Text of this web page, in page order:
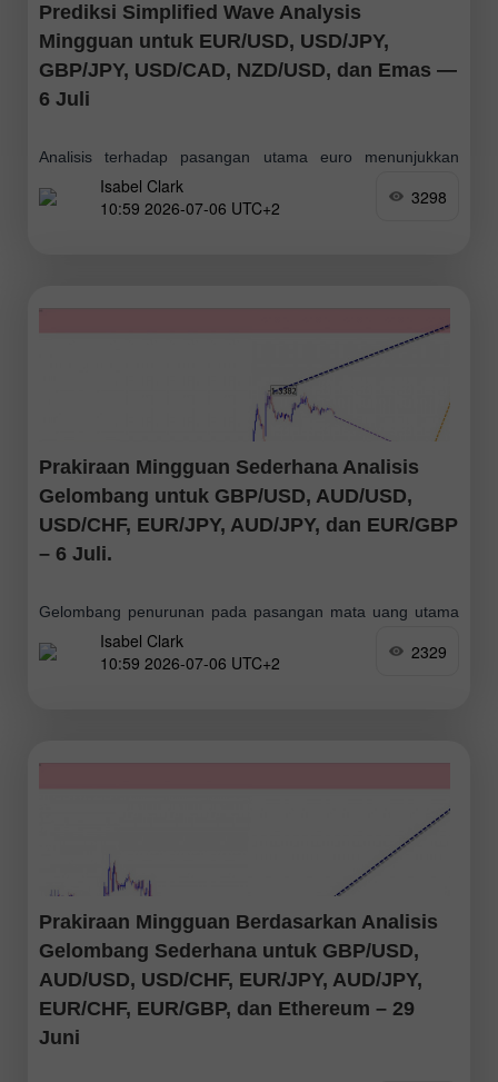
Prediksi Simplified Wave Analysis
Mingguan untuk EUR/USD, USD/JPY,
GBP/JPY, USD/CAD, NZD/USD, dan Emas —
6 Juli
Analisis terhadap pasangan utama euro menunjukkan
bahwa struktur gelombang bearish terbaru, yang dimulai
pada akhir Januari tahun ini, masih belum selesai. Pada
Isabel Clark
10:59 2026-07-06 UTC+2
3298
Prakiraan Mingguan Sederhana Analisis
Gelombang untuk GBP/USD, AUD/USD,
USD/CHF, EUR/JPY, AUD/JPY, dan EUR/GBP
– 6 Juli.
Gelombang penurunan pada pasangan mata uang utama
British pound, yang berkembang sejak awal tahun ini,
masih menjadi penentu arah pergerakan utama. Selama
Isabel Clark
10:59 2026-07-06 UTC+2
2329
Prakiraan Mingguan Berdasarkan Analisis
Gelombang Sederhana untuk GBP/USD,
AUD/USD, USD/CHF, EUR/JPY, AUD/JPY,
EUR/CHF, EUR/GBP, dan Ethereum – 29
Juni